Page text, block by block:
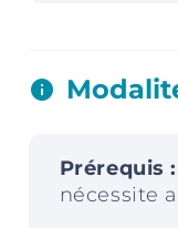
info
Prérequis :
nécessite